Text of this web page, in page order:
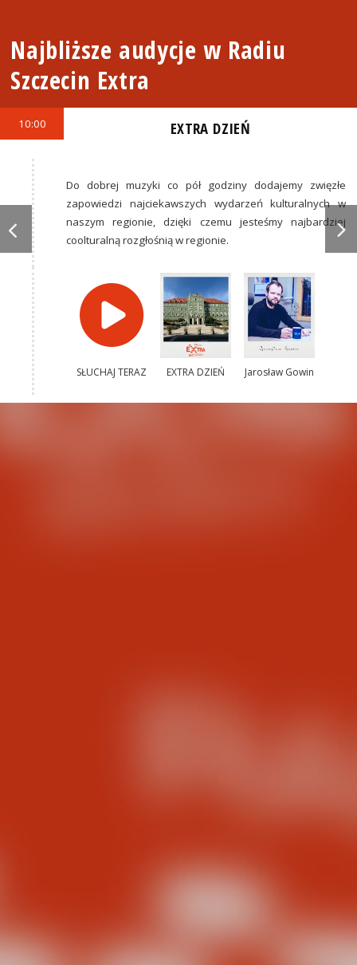
Najbliższe audycje w Radiu
Szczecin Extra
10:00 EXTRA DZIEŃ
Do dobrej muzyki co pół godziny dodajemy zwięzłe
zapowiedzi najciekawszych wydarzeń kulturalnych w
naszym regionie, dzięki czemu jesteśmy najbardziej
coolturalną rozgłośnią w regionie.
SŁUCHAJ TERAZ EXTRA DZIEŃ Jarosław Gowin